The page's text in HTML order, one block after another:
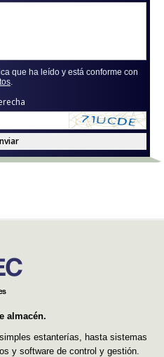
que ha leído y está conforme con
almacén.
estanterías, hasta sistemas
y software de control y gestión.